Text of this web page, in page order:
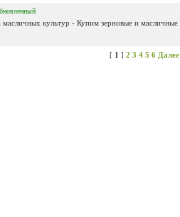
культур - Купим зерновые и масличные
[ 1 ] 2 3 4 5 6 Далее